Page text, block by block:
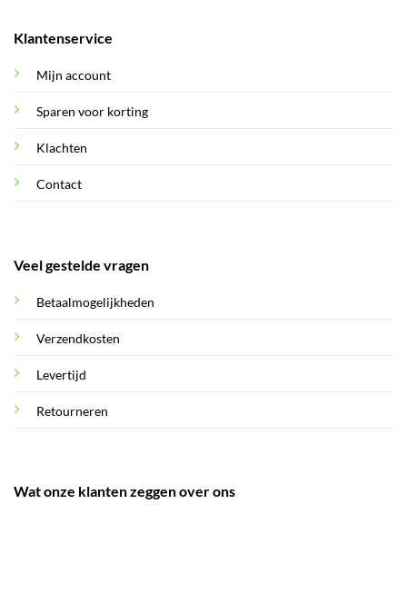
Klantenservice
Mijn account
Sparen voor korting
Klachten
Contact
Veel gestelde vragen
Betaalmogelijkheden
Verzendkosten
Levertijd
Retourneren
Wat onze klanten zeggen over ons